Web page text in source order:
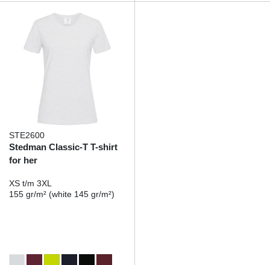
STE2600
Stedman Classic-T T-shirt
for her
XS t/m 3XL
155 gr/m² (white 145 gr/m²)